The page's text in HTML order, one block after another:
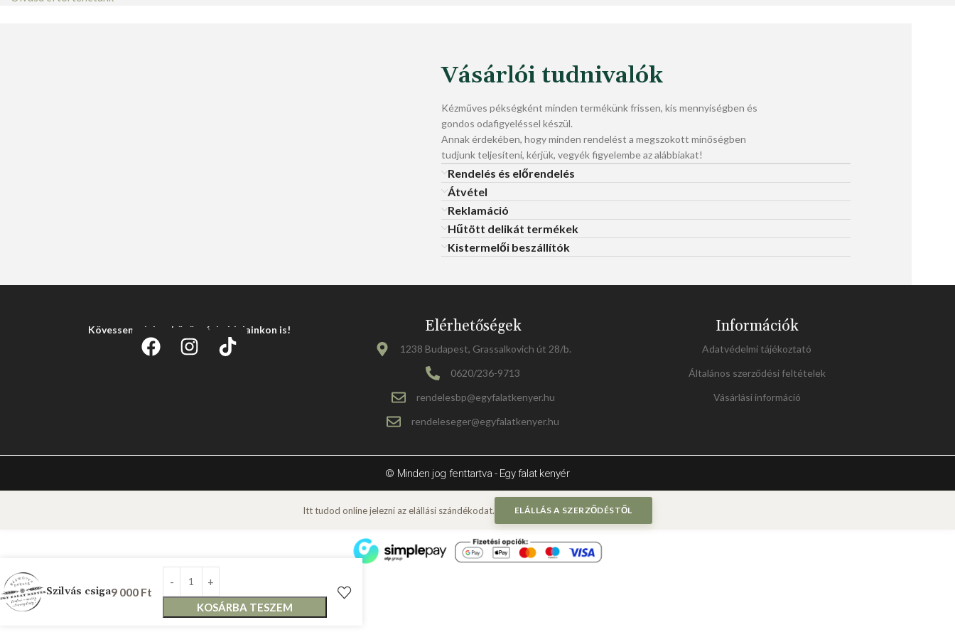
Vásárlói tudnivalók
Kézműves pékségként minden termékünk frissen, kis mennyiségben és
gondos odafigyeléssel készül.
Annak érdekében, hogy minden rendelést a megszokott minőségben
tudjunk teljesíteni, kérjük, vegyék figyelembe az alábbiakat!
Rendelés és előrendelés
Átvétel
Reklamáció
Hűtött delikát termékek
Kistermelői beszállítók
Kövessen minket közösségi oldalainkon is! Elérhetőségek
1238 Budapest, Grassalkovich út 28/b.
0620/236-9713
rendelesbp@egyfalatkenyer.hu
rendeleseger@egyfalatkenyer.hu
Információk
Adatvédelmi tájékoztató
Általános szerződési feltételek
Vásárlási információ
© Minden jog fenttartva - Egy falat kenyér
Szilvás csiga9 000 Ft
KOSÁRBA TESZEM
ELÁLLÁS A SZERZŐDÉSTŐL